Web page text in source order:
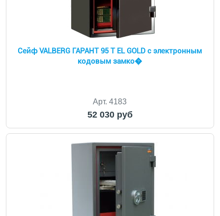
Сейф VALBERG ГАРАНТ 95 T EL GOLD с электронным
кодовым замко�
Арт. 4183
52 030 руб